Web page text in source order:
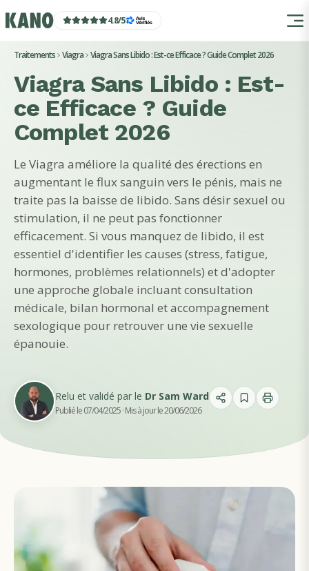
4.8/5
Traitements Viagra Viagra Sans Libido : Est-ce Efficace ? Guide Complet 2026
Viagra Sans Libido : Est-
ce Efficace ? Guide
Complet 2026
Le Viagra améliore la qualité des érections en
augmentant le flux sanguin vers le pénis, mais ne
traite pas la baisse de libido. Sans désir sexuel ou
stimulation, il ne peut pas fonctionner
efficacement. Si vous manquez de libido, il est
essentiel d'identifier les causes (stress, fatigue,
hormones, problèmes relationnels) et d'adopter
une approche globale incluant consultation
médicale, bilan hormonal et accompagnement
sexologique pour retrouver une vie sexuelle
épanouie.
Relu et validé par le Dr Sam Ward
Publié le 07/04/2025· Mis à jour le 20/06/2026